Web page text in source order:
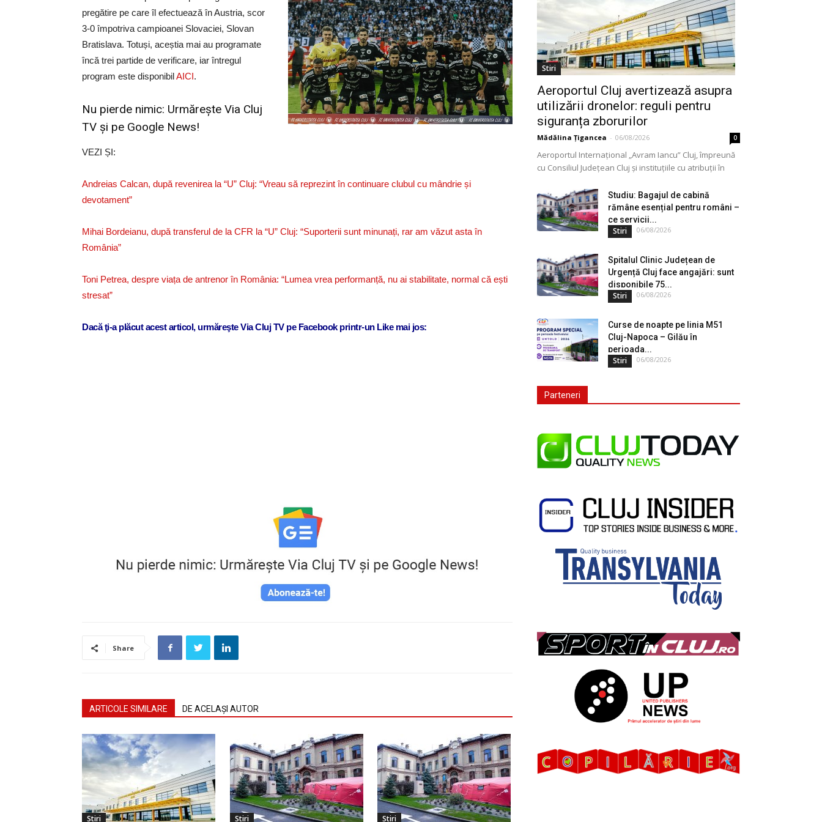
pregătire pe care îl efectuează în Austria, scor
3-0 împotriva campioanei Slovaciei, Slovan
Bratislava. Totuși, aceștia mai au programate
încă trei partide de verificare, iar întregul
program este disponibilAICI.
Nu pierde nimic: Urmărește Via Cluj
TV și pe Google News!
VEZI ȘI:
Andreias Calcan, după revenirea la “U” Cluj: “Vreau să reprezint în continuare clubul cu mândrie și
devotament”
Mihai Bordeianu, după transferul de la CFR la “U” Cluj: “Suporterii sunt minunați, rar am văzut asta în
România”
Toni Petrea, despre viața de antrenor în România: “Lumea vrea performanță, nu ai stabilitate, normal că ești
stresat”
Dacă ţi-a plăcut acest articol, urmăreşte Via Cluj TV pe Facebook printr-un Like mai jos:
Share
ARTICOLE SIMILARE DE ACELAȘI AUTOR
Stiri Stiri Stiri
Stiri
Aeroportul Cluj avertizează asupra
utilizării dronelor: reguli pentru
siguranța zborurilor
Mădălina Țigancea - 06/08/2026 0
Aeroportul Internațional „Avram Iancu” Cluj, împreună
cu Consiliul Județean Cluj și instituțiile cu atribuții în
utilizarea...
Studiu: Bagajul de cabină
rămâne esențial pentru români –
ce servicii...
Stiri 06/08/2026
Spitalul Clinic Județean de
Urgență Cluj face angajări: sunt
disponibile 75...
Stiri 06/08/2026
Curse de noapte pe linia M51
Cluj-Napoca – Gilău în
perioada...
Stiri 06/08/2026
Parteneri